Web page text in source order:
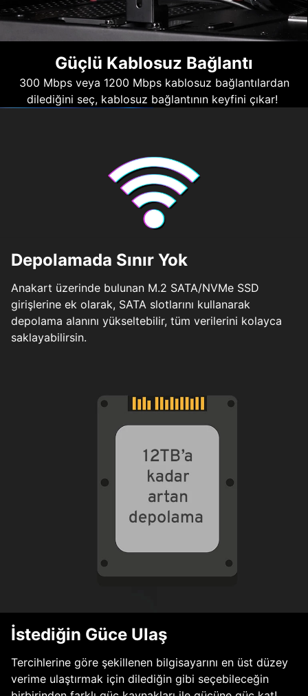
Güçlü Kablosuz Bağlantı
300 Mbps veya 1200 Mbps kablosuz bağlantılardan
dilediğini seç, kablosuz bağlantının keyfini çıkar!
Depolamada Sınır Yok
Anakart üzerinde bulunan M.2 SATA/NVMe SSD
girişlerine ek olarak, SATA slotlarını kullanarak
depolama alanını yükseltebilir, tüm verilerini kolayca
saklayabilirsin.
İstediğin Güce Ulaş
Tercihlerine göre şekillenen bilgisayarını en üst düzey
verime ulaştırmak için dilediğin gibi seçebileceğin